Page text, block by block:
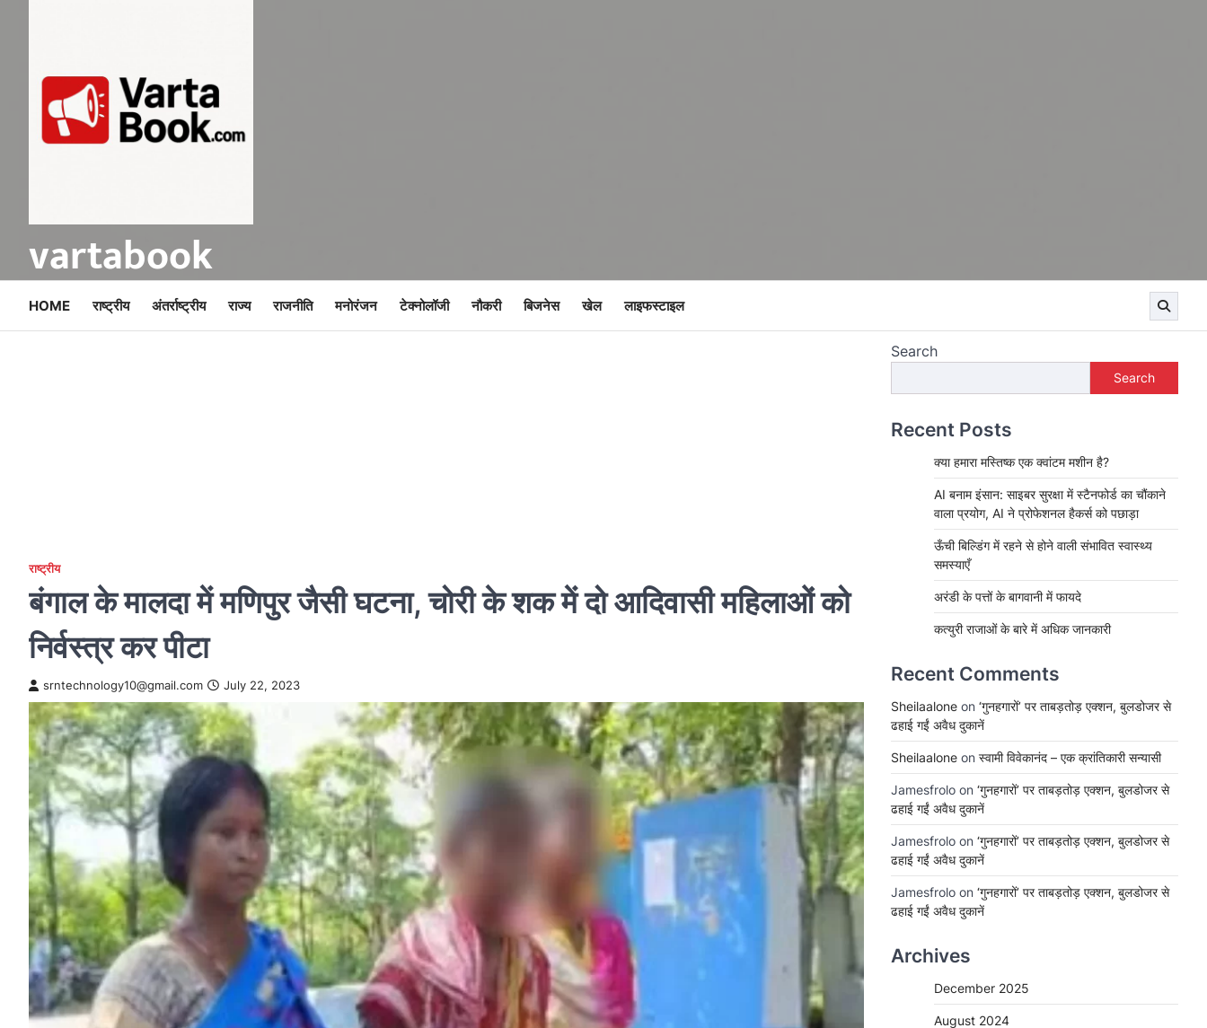
vartabook
HOME राष्ट्रीय अंतर्राष्ट्रीय राज्य राजनीति मनोरंजन टेक्नोलॉजी नौकरी बिजनेस खेल लाइफस्टाइल
राष्ट्रीय
बंगाल के मालदा में मणिपुर जैसी घटना, चोरी के शक में दो आदिवासी महिलाओं को
निर्वस्त्र कर पीटा
srntechnology10@gmail.com July 22, 2023
Search
Search
Recent Posts
क्या हमारा मस्तिष्क एक क्वांटम मशीन है?
AI बनाम इंसान: साइबर सुरक्षा में स्टैनफोर्ड का चौंकाने
वाला प्रयोग, AI ने प्रोफेशनल हैकर्स को पछाड़ा
ऊँची बिल्डिंग में रहने से होने वाली संभावित स्वास्थ्य
समस्याएँ
अरंडी के पत्तों के बागवानी में फायदे
कत्युरी राजाओं के बारे में अधिक जानकारी
Recent Comments
Sheilaalone on ‘गुनहगारों’ पर ताबड़तोड़ एक्शन, बुलडोजर से
ढहाई गईं अवैध दुकानें
Sheilaalone on स्वामी विवेकानंद – एक क्रांतिकारी सन्यासी
Jamesfrolo on ‘गुनहगारों’ पर ताबड़तोड़ एक्शन, बुलडोजर से
ढहाई गईं अवैध दुकानें
Jamesfrolo on ‘गुनहगारों’ पर ताबड़तोड़ एक्शन, बुलडोजर से
ढहाई गईं अवैध दुकानें
Jamesfrolo on ‘गुनहगारों’ पर ताबड़तोड़ एक्शन, बुलडोजर से
ढहाई गईं अवैध दुकानें
Archives
December 2025
August 2024